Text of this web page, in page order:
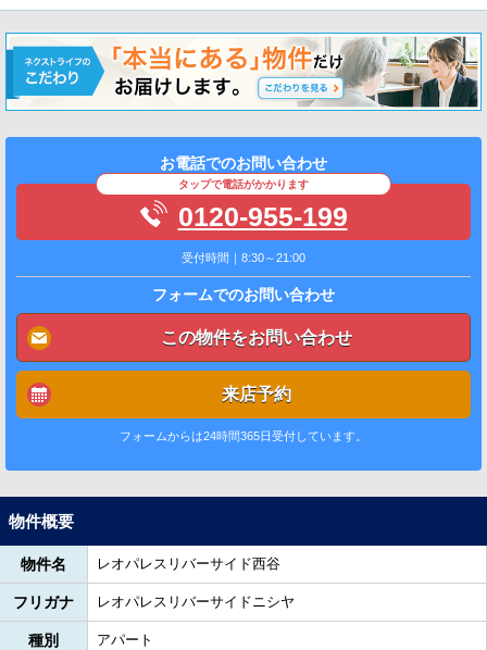
お電話でのお問い合わせ
タップで電話がかかります
0120-955-199
受付時間｜8:30～21:00
フォームでのお問い合わせ
この物件をお問い合わせ
来店予約
フォームからは24時間365日受付しています。
物件概要
物件名 レオパレスリバーサイド西谷
フリガナ レオパレスリバーサイドニシヤ
種別 アパート